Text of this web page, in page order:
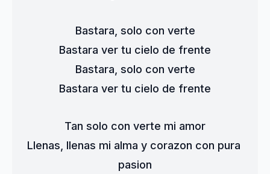
Bastara, solo con verte
Bastara ver tu cielo de frente
Bastara, solo con verte
Bastara ver tu cielo de frente
Tan solo con verte mi amor
Llenas, llenas mi alma y corazon con pura
pasion